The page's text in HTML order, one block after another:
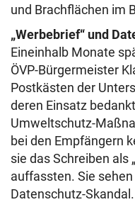
und Brachflächen im
„Werbebrief“ und
Eineinhalb Monate
ÖVP-Bürgermeister
Postkästen der
deren Einsatz
Umweltschutz-
bei den Empfängern
sie das Schreiben als
auffassten. Sie
Datenschutz-